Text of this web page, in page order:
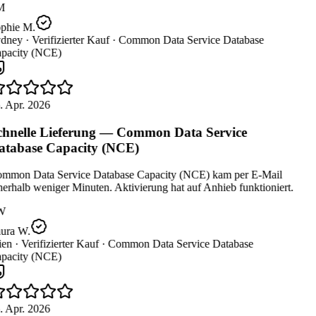
M.
· Verifizierter Kauf · Common Data Service Database
(NCE)
Apr. 2026
Lieferung — Common Data Service
Capacity (NCE)
Data Service Database Capacity (NCE) kam per E-Mail
weniger Minuten. Aktivierung hat auf Anhieb funktioniert.
W.
· Verifizierter Kauf · Common Data Service Database
(NCE)
Apr. 2026